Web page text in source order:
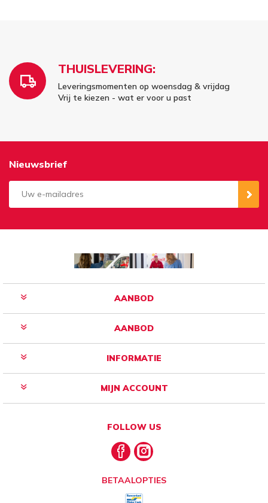
THUISLEVERING:
Leveringsmomenten op woensdag & vrijdag
Vrij te kiezen - wat er voor u past
Nieuwsbrief
AANBOD
AANBOD
INFORMATIE
MIJN ACCOUNT
FOLLOW US
BETAALOPTIES